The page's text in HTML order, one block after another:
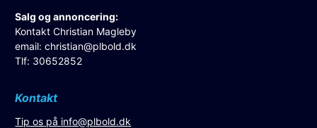
Salg og annoncering:
Kontakt Christian Magleby
email:christian@plbold.dk
Tlf: 30652852
Kontakt
Tip os på info@plbold.dk